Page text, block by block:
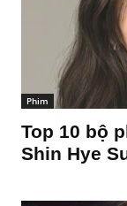
Phim
Top 10 bộ
Shin Hye